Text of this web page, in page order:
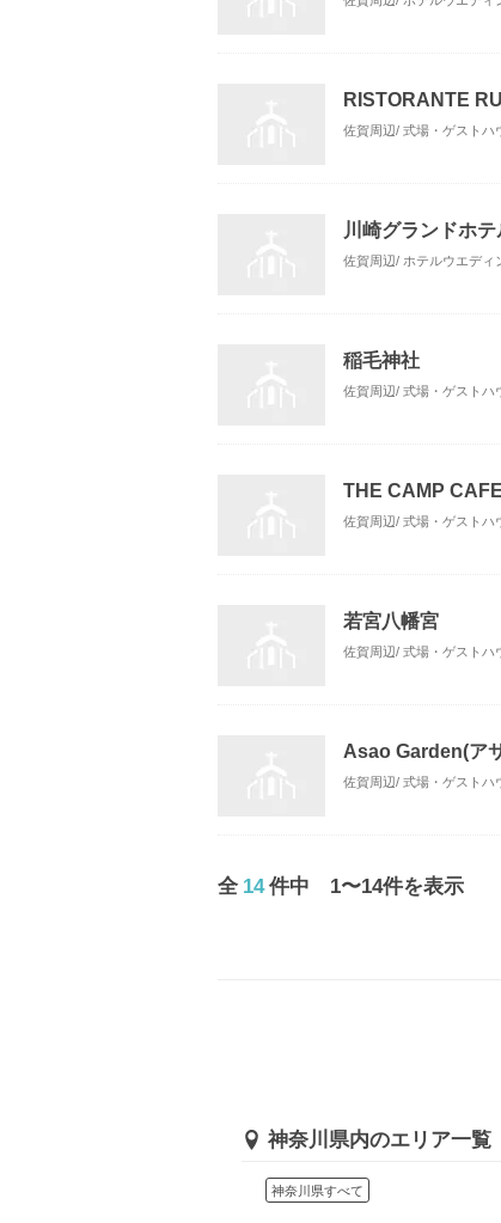
RISTORANTE
佐賀周辺/ 式場・ゲストハ
川崎グランドホテ
佐賀周辺/ ホテルウエディ
稲毛神社
佐賀周辺/ 式場・ゲストハ
THE CAMP
佐賀周辺/ 式場・ゲストハ
若宮八幡宮
佐賀周辺/ 式場・ゲストハ
Asao Garden(ア
佐賀周辺/ 式場・ゲストハ
全 14 件中 1〜14件を表示
神奈川県内のエリア一覧
神奈川県すべて